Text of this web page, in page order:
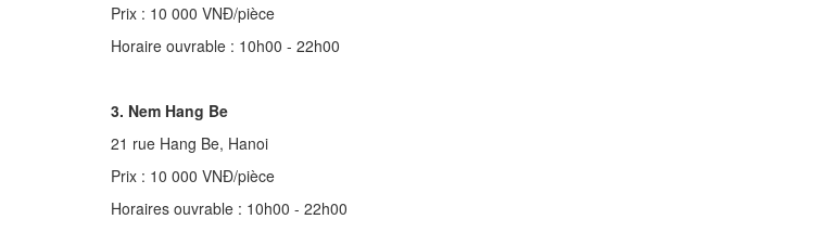
Prix : 10 000 VNĐ/pièce
Horaire ouvrable : 10h00 - 22h00
3. Nem Hang Be
21 rue Hang Be, Hanoi
Prix : 10 000 VNĐ/pièce
Horaires ouvrable : 10h00 - 22h00